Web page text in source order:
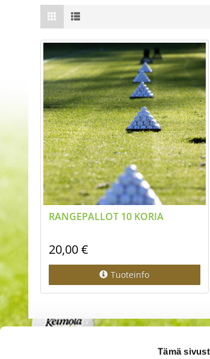
Tämä
RANGEPALLOT 10 KORIA
20,00 €
Tuoteinfo